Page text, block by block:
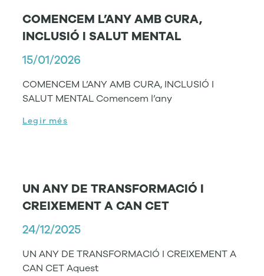
COMENCEM L’ANY AMB CURA,
INCLUSIÓ I SALUT MENTAL
15/01/2026
COMENCEM L’ANY AMB CURA, INCLUSIÓ I
SALUT MENTAL Comencem l’any
Legir més
UN ANY DE TRANSFORMACIÓ I
CREIXEMENT A CAN CET
24/12/2025
UN ANY DE TRANSFORMACIÓ I CREIXEMENT A
CAN CET Aquest